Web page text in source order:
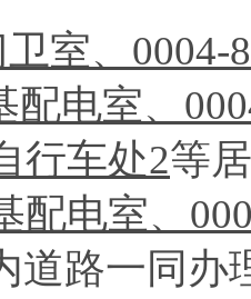
卫室、
配电室、
行车处2等
配电室、
道路一同办